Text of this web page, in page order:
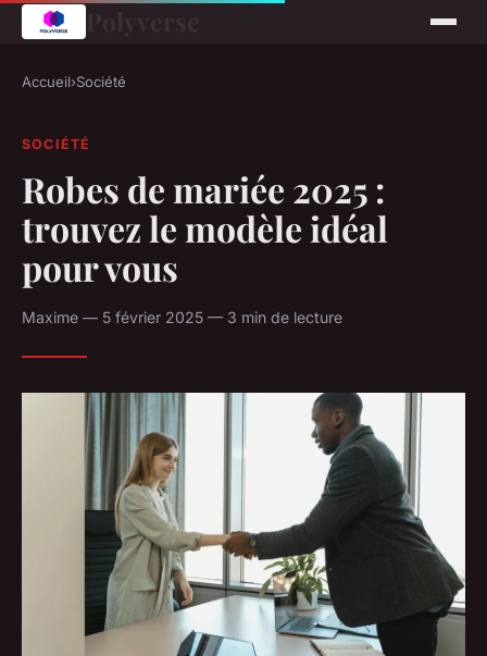
Accueil›Société
SOCIÉTÉ
Robes de mariée 2025 :
trouvez le modèle idéal
pour vous
Maxime — 5 février 2025 — 3 min de lecture